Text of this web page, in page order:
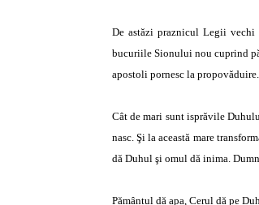
De astăzi praznicul Legii vechi
bucuriile Sionului nou cuprind
apostoli pornesc la
Cât de mari sunt isprăvile
nasc. Şi la această mare
dă Duhul şi omul dă inima.
Pământul dă apa, Cerul dă pe